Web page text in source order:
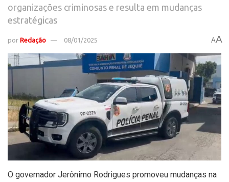
organizações criminosas e resulta em mudanças
estratégicas
por Redação 08/01/2025 AA
O governador Jerônimo Rodrigues promoveu mudanças na